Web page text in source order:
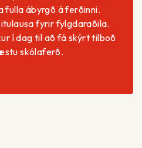
fulla ábyrgð á ferðinni.
fyrir fylgdaraðila.
í dag til að fá skýrt tilboð
skólaferð.